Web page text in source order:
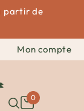
partir de
Mon compte
0